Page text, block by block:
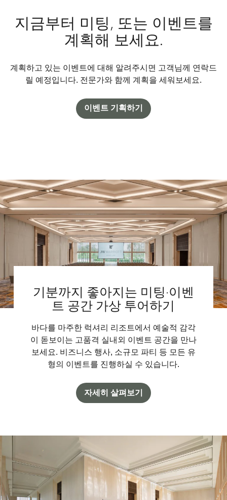
지금부터 미팅, 또는 이벤트를
계획해 보세요.
계획하고 있는 이벤트에 대해 알려주시면 고객님께 연락드
릴 예정입니다. 전문가와 함께 계획을 세워보세요.
이벤트 기획하기
기분까지 좋아지는 미팅·이벤
트 공간 가상 투어하기
바다를 마주한 럭셔리 리조트에서 예술적 감각
이 돋보이는 고품격 실내외 이벤트 공간을 만나
보세요. 비즈니스 행사, 소규모 파티 등 모든 유
형의 이벤트를 진행하실 수 있습니다.
자세히 살펴보기